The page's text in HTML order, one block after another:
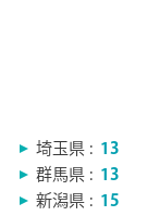
埼玉県 : 13
群馬県 : 13
新潟県 : 15